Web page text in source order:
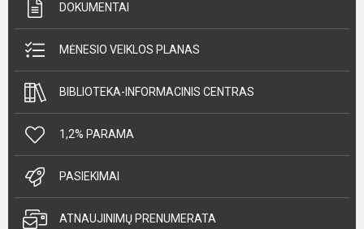
DOKUMENTAI
MĖNESIO VEIKLOS PLANAS
BIBLIOTEKA-INFORMACINIS CENTRAS
1,2% PARAMA
PASIEKIMAI
ATNAUJINIMŲ PRENUMERATA